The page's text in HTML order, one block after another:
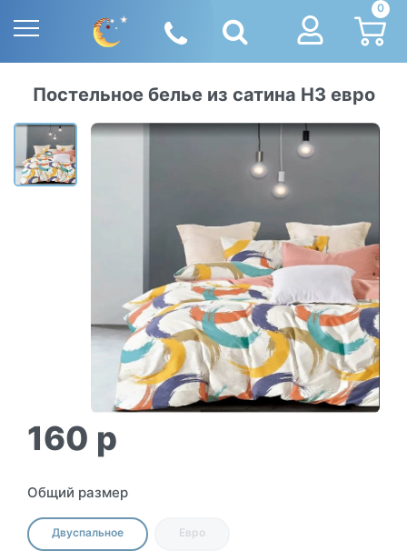
0
Постельное белье из сатина Н3 евро
160 p
Общий размер
Двуспальное Евро